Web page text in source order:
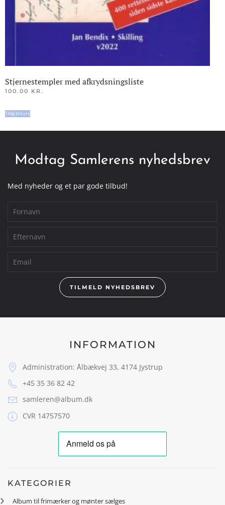
Stjernestempler med afkrydsningsliste
100.00 KR.
Tilføj til kurv
Modtag Samlerens nyhedsbrev
Med nyheder og et par gode tilbud!
TILMELD NYHEDSBREV
INFORMATION
Administration: Ålbækvej 33, 4174 Jystrup
+45 35 36 82 42
samleren@album.dk
CVR 14757570
KATEGORIER
Album til frimærker og mønter sælges